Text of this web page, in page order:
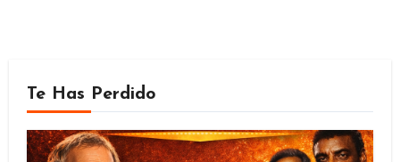
Te Has Perdido